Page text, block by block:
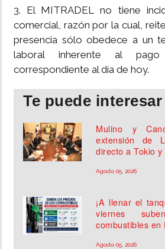
3. El MITRADEL no tiene
comercial, razón por la cual,
presencia sólo obedece a un
laboral inherente al
correspondiente al día de hoy.
Te puede interesar
Mulino y
extensión de
directo a Tokio y
Agosto 05, 2026
¡A llenar el
viernes
combustibles en
Agosto 05, 2026